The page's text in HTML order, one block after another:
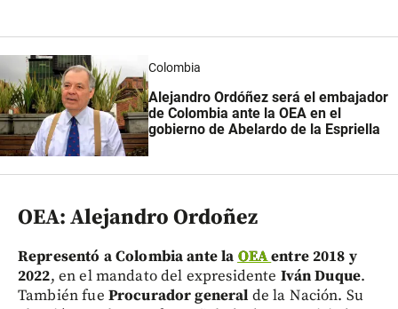
Colombia
Alejandro Ordóñez será el embajador
de Colombia ante la OEA en el
gobierno de Abelardo de la Espriella
OEA: Alejandro Ordoñez
Representó a Colombia ante laOEAentre 2018 y
2022, en el mandato del expresidente Iván Duque.
También fue Procurador general de la Nación. Su